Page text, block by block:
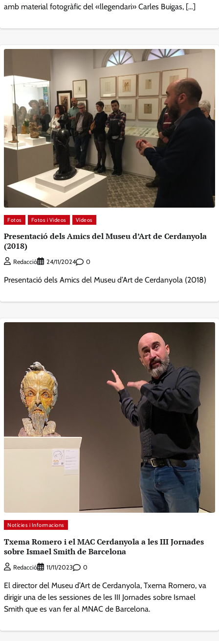
amb material fotogràfic del «llegendari» Carles Buigas, […]
Fotos Fotos i Videos Vídeos
Presentació dels Amics del Museu d’Art de Cerdanyola
(2018)
Redacció 24/11/2024 0
Presentació dels Amics del Museu d’Art de Cerdanyola (2018)
Notícies i Informacions
Txema Romero i el MAC Cerdanyola a les III Jornades
sobre Ismael Smith de Barcelona
Redacció 11/11/2023 0
El director del Museu d’Art de Cerdanyola, Txema Romero, va
dirigir una de les sessiones de les III Jornades sobre Ismael
Smith que es van fer al MNAC de Barcelona.